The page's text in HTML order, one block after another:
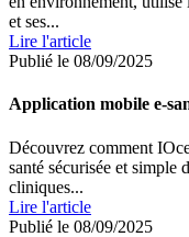
et ses...
Lire l'article
Publié le 08/09/2025
Application mobile e-
Découvrez comment
santé sécurisée et simple
cliniques...
Lire l'article
Publié le 08/09/2025